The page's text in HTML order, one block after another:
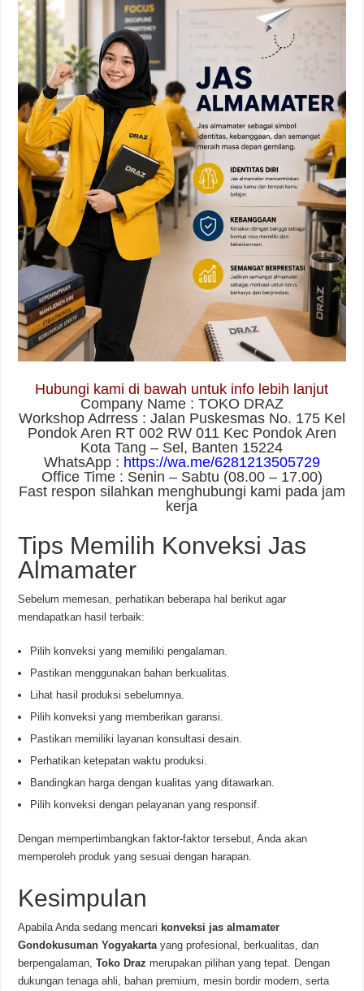
Hubungi kami di bawah untuk info lebih lanjut
Company Name : TOKO DRAZ
Workshop Adrress : Jalan Puskesmas No. 175 Kel
Pondok Aren RT 002 RW 011 Kec Pondok Aren
Kota Tang – Sel, Banten 15224
WhatsApp : https://wa.me/6281213505729
Office Time : Senin – Sabtu (08.00 – 17.00)
Fast respon silahkan menghubungi kami pada jam
kerja
Tips Memilih Konveksi Jas
Almamater
Sebelum memesan, perhatikan beberapa hal berikut agar
mendapatkan hasil terbaik:
Pilih konveksi yang memiliki pengalaman.
Pastikan menggunakan bahan berkualitas.
Lihat hasil produksi sebelumnya.
Pilih konveksi yang memberikan garansi.
Pastikan memiliki layanan konsultasi desain.
Perhatikan ketepatan waktu produksi.
Bandingkan harga dengan kualitas yang ditawarkan.
Pilih konveksi dengan pelayanan yang responsif.
Dengan mempertimbangkan faktor-faktor tersebut, Anda akan
memperoleh produk yang sesuai dengan harapan.
Kesimpulan
Apabila Anda sedang mencari konveksi jas almamater
Gondokusuman Yogyakartayang profesional, berkualitas, dan
berpengalaman,Toko Draz merupakan pilihan yang tepat. Dengan
dukungan tenaga ahli, bahan premium, mesin bordir modern, serta